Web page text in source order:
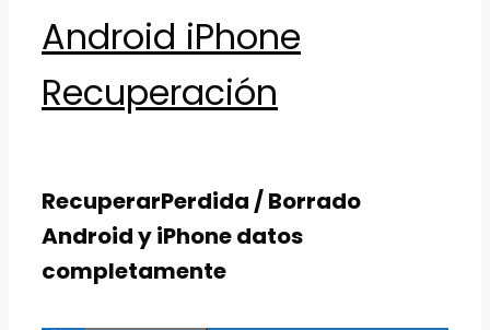
content
Android iPhone
Recuperación
RecuperarPerdida / Borrado
Android y iPhone datos
completamente